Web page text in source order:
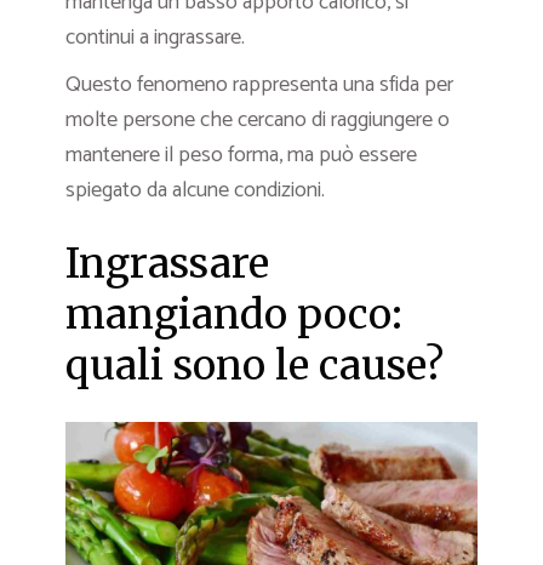
continui a ingrassare.
Questo fenomeno rappresenta una sfida per
molte persone che cercano di raggiungere o
mantenere il peso forma, ma può essere
spiegato da alcune condizioni.
Ingrassare
mangiando poco:
quali sono le cause?